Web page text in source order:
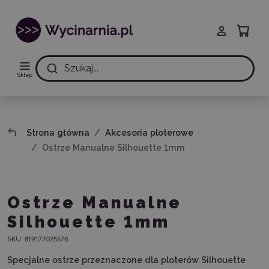
Sklep
Szukaj...
Strona główna
Akcesoria ploterowe
Ostrze Manualne Silhouette 1mm
Ostrze Manualne
Silhouette 1mm
SKU: 819177025576
Specjalne ostrze przeznaczone dla ploterów Silhouette